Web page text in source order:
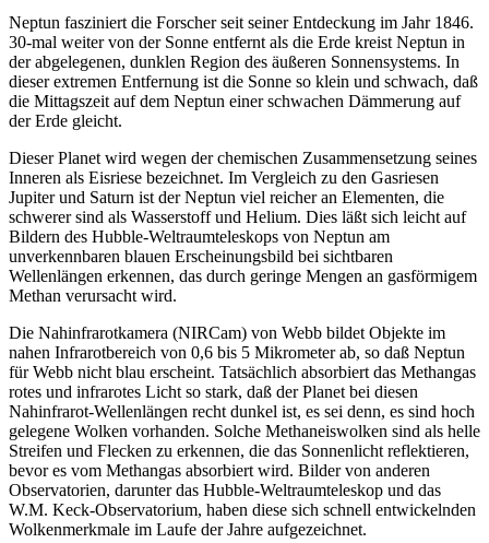
Neptun fasziniert die Forscher seit seiner Entdeckung im Jahr 1846.
30-mal weiter von der Sonne entfernt als die Erde kreist Neptun in
der abgelegenen, dunklen Region des äußeren Sonnensystems. In
dieser extremen Entfernung ist die Sonne so klein und schwach, daß
die Mittagszeit auf dem Neptun einer schwachen Dämmerung auf
der Erde gleicht.
Dieser Planet wird wegen der chemischen Zusammensetzung seines
Inneren als Eisriese bezeichnet. Im Vergleich zu den Gasriesen
Jupiter und Saturn ist der Neptun viel reicher an Elementen, die
schwerer sind als Wasserstoff und Helium. Dies läßt sich leicht auf
Bildern des Hubble-Weltraumteleskops von Neptun am
unverkennbaren blauen Erscheinungsbild bei sichtbaren
Wellenlängen erkennen, das durch geringe Mengen an gasförmigem
Methan verursacht wird.
Die Nahinfrarotkamera (NIRCam) von Webb bildet Objekte im
nahen Infrarotbereich von 0,6 bis 5 Mikrometer ab, so daß Neptun
für Webb nicht blau erscheint. Tatsächlich absorbiert das Methangas
rotes und infrarotes Licht so stark, daß der Planet bei diesen
Nahinfrarot-Wellenlängen recht dunkel ist, es sei denn, es sind hoch
gelegene Wolken vorhanden. Solche Methaneiswolken sind als helle
Streifen und Flecken zu erkennen, die das Sonnenlicht reflektieren,
bevor es vom Methangas absorbiert wird. Bilder von anderen
Observatorien, darunter das Hubble-Weltraumteleskop und das
W.M. Keck-Observatorium, haben diese sich schnell entwickelnden
Wolkenmerkmale im Laufe der Jahre aufgezeichnet.